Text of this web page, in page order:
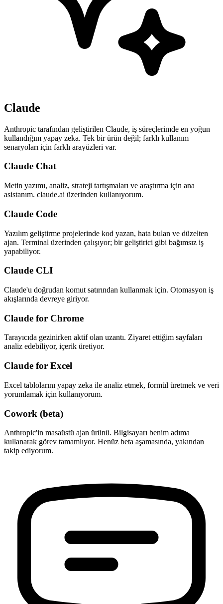
Claude
Anthropic tarafından geliştirilen Claude, iş süreçlerimde en yoğun
kullandığım yapay zeka. Tek bir ürün değil; farklı kullanım
senaryoları için farklı arayüzleri var.
Claude Chat
Metin yazımı, analiz, strateji tartışmaları ve araştırma için ana
asistanım. claude.ai üzerinden kullanıyorum.
Claude Code
Yazılım geliştirme projelerinde kod yazan, hata bulan ve düzelten
ajan. Terminal üzerinden çalışıyor; bir geliştirici gibi bağımsız iş
yapabiliyor.
Claude CLI
Claude'u doğrudan komut satırından kullanmak için. Otomasyon iş
akışlarında devreye giriyor.
Claude for Chrome
Tarayıcıda gezinirken aktif olan uzantı. Ziyaret ettiğim sayfaları
analiz edebiliyor, içerik üretiyor.
Claude for Excel
Excel tablolarını yapay zeka ile analiz etmek, formül üretmek ve veri
yorumlamak için kullanıyorum.
Cowork (beta)
Anthropic'in masaüstü ajan ürünü. Bilgisayarı benim adıma
kullanarak görev tamamlıyor. Henüz beta aşamasında, yakından
takip ediyorum.